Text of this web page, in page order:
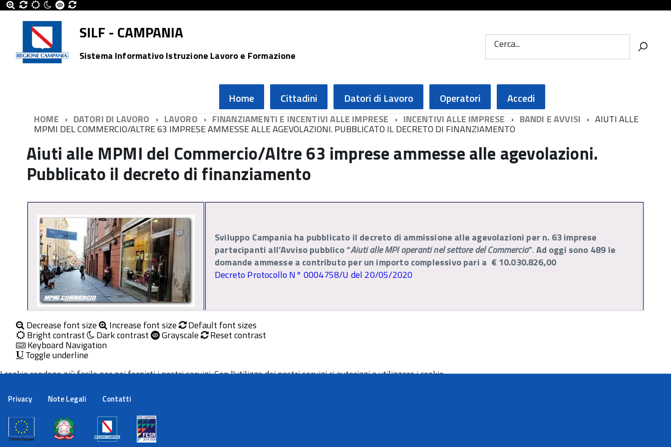
SILF - CAMPANIA
Sistema Informativo Istruzione Lavoro e Formazione
Cerca...
Home Cittadini Datori di Lavoro Operatori Accedi
HOME DATORI DI LAVORO LAVORO FINANZIAMENTI E INCENTIVI ALLE IMPRESE INCENTIVI ALLE IMPRESE BANDI E AVVISI AIUTI ALLE
MPMI DEL COMMERCIO/ALTRE 63 IMPRESE AMMESSE ALLE AGEVOLAZIONI. PUBBLICATO IL DECRETO DI FINANZIAMENTO
Aiuti alle MPMI del Commercio/Altre 63 imprese ammesse alle agevolazioni.
Pubblicato il decreto di finanziamento
Sviluppo Campania ha pubblicato il decreto di ammissione alle agevolazioni per n. 63 imprese
partecipanti all’Avviso pubblico “Aiuti alle MPI operanti nel settore del Commercio”. Ad oggi sono 489 le
domande ammesse a contributo per un importo complessivo pari a € 10.030.826,00
Decreto Protocollo N° 0004758/U del 20/05/2020
Decrease font size Increase font size Default font sizes
Bright contrast Dark contrast Grayscale Reset contrast
Keyboard Navigation
Toggle underline
Privacy Note Legali Contatti
I cookie rendono più facile per noi fornirti i nostri servizi. Con l'utilizzo dei nostri servizi ci autorizzi a utilizzare i cookie.